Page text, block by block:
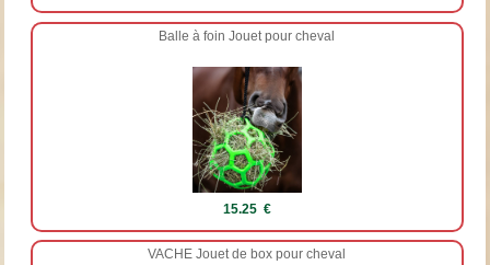
Balle à foin Jouet pour cheval
15.25 €
VACHE Jouet de box pour cheval